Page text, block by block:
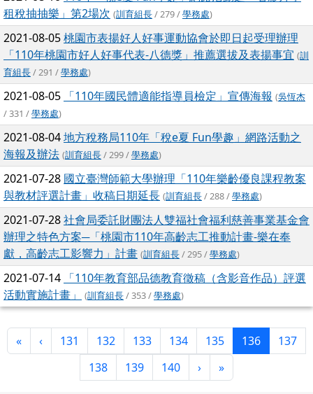
租稅抽抽樂」第2場次 (訓育組長/ 279 /學務處)
2021-08-05桃園市表揚好人好事運動協會於即日起受理辦理
「110年桃園市好人好事代表-八德獎」推薦選拔及表揚事宜 (訓
育組長/ 291 /學務處)
2021-08-05 「110年國民體適能指導員檢定」宣傳海報 (吳恆杰
/ 331 /學務處)
2021-08-04地方稅務局110年「稅e夏 Fun學趣」網路活動之
海報及辦法 (訓育組長/ 299 /學務處)
2021-07-28 國立臺灣師範大學辦理「110年樂齡優良課程教案
與教材評選計畫」收稿日期延長 (訓育組長/ 288 /學務處)
2021-07-28社會局委託財團法人雙福社會福利慈善事業基金會
辦理之特色方案─「桃園市110年高齡志工推動計畫-樂在奉
獻，高齡志工影響力」計畫 (訓育組長/ 295 /學務處)
2021-07-14 「110年教育部品德教育徵稿（含影音作品）評選
活動實施計畫」
(訓育組長/ 353 /學務處)
«第一頁
‹上一頁
131 132 133 134 135 136(目前頁次)
137
138
139 140 ›下一頁
»最後頁